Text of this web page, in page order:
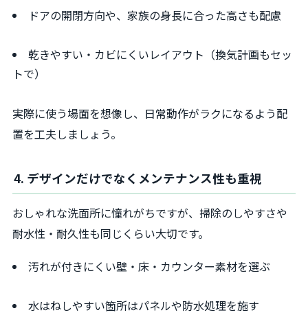
ドアの開閉方向や、家族の身長に合った高さも配慮
乾きやすい・カビにくいレイアウト（換気計画もセッ
トで）
実際に使う場面を想像し、日常動作がラクになるよう配
置を工夫しましょう。
4. デザインだけでなくメンテナンス性も重視
おしゃれな洗面所に憧れがちですが、掃除のしやすさや
耐水性・耐久性も同じくらい大切です。
汚れが付きにくい壁・床・カウンター素材を選ぶ
水はねしやすい箇所はパネルや防水処理を施す